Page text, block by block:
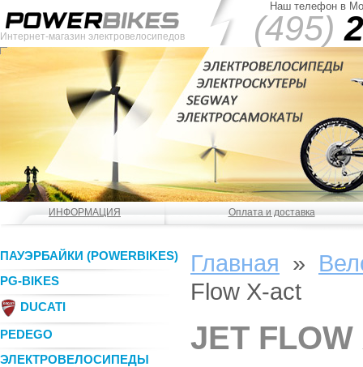
Интернет-магазин электровелосипедов
Наш телефон в
(495)
ИНФОРМАЦИЯ Оплата и доставка
ПАУЭРБАЙКИ (POWERBIKES)
PG-BIKES
DUCATI
PEDEGO
ЭЛЕКТРОВЕЛОСИПЕДЫ
Главная »
Flow X-act
JET FLOW